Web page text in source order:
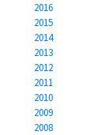
2016
2015
2014
2013
2012
2011
2010
2009
2008